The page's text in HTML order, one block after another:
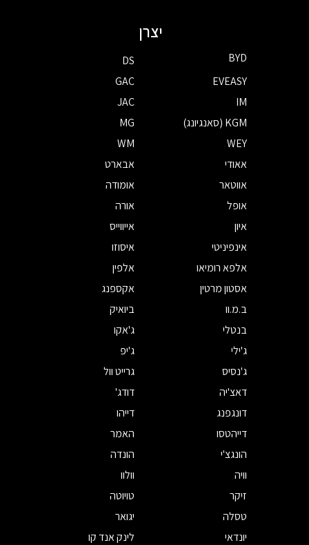
יצרן
BYD
DS
EVEASY
GAC
IM
JAC
KGM (סאנגיונג)
MG
WEY
WM
אאודי
אבארט
אווטאר
אומודה
אופל
אורה
איון
אייווייס
אינפיניטי
איסוזו
אלפא רומיאו
אלפין
אסטון מרטין
אקספנג
ב.מ.וו
ביואיק
בנטלי
ג'אקו
ג'ילי
ג'יפ
ג'נסיס
גרייט וול
דאצ'יה
דודג'
דונגפנג
דייהו
דייהטסו
האמר
הונגצ'י
הונדה
וויה
וולוו
זיקר
טויוטה
טסלה
יגואר
יונדאי
לינק אנד קו